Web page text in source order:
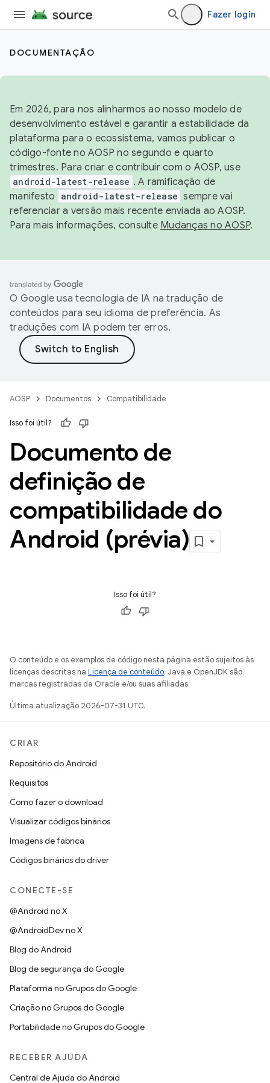
Fazer login
DOCUMENTAÇÃO
Em 2026, para nos alinharmos ao nosso modelo de
desenvolvimento estável e garantir a estabilidade da
plataforma para o ecossistema, vamos publicar o
código-fonte no AOSP no segundo e quarto
trimestres. Para criar e contribuir com o AOSP, use
android-latest-release . A ramificação de
manifesto
android-latest-release sempre vai
referenciar a versão mais recente enviada ao AOSP.
Para mais informações, consulte Mudanças no AOSP.
O Google usa tecnologia de IA na tradução de
conteúdos para seu idioma de preferência. As
traduções com IA podem ter erros.
AOSP Documentos Compatibilidade
Isso foi útil?
Documento de
definição de
compatibilidade do
Android (prévia)
Isso foi útil?
O conteúdo e os exemplos de código nesta página estão sujeitos às
licenças descritas na Licença de conteúdo. Java e OpenJDK são
marcas registradas da Oracle e/ou suas afiliadas.
Última atualização 2026-07-31 UTC.
CRIAR
Repositório do Android
Requisitos
Como fazer o download
Visualizar códigos binários
Imagens de fábrica
Códigos binários do driver
CONECTE-SE
@Android no X
@AndroidDev no X
Blog do Android
Blog de segurança do Google
Plataforma no Grupos do Google
Criação no Grupos do Google
Portabilidade no Grupos do Google
RECEBER AJUDA
Central de Ajuda do Android